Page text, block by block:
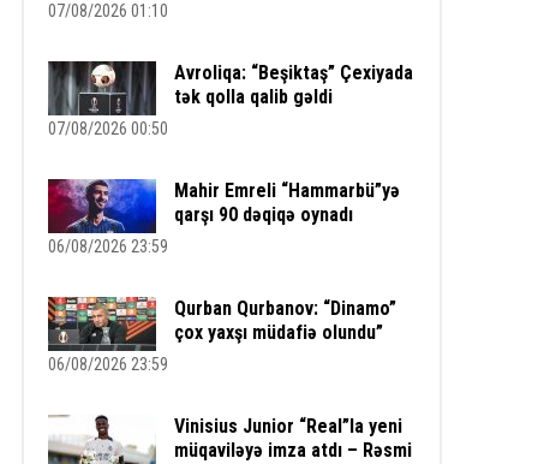
07/08/2026 01:10
Avroliqa: “Beşiktaş” Çexiyada
tək qolla qalib gəldi
07/08/2026 00:50
Mahir Emreli “Hammarbü”yə
qarşı 90 dəqiqə oynadı
06/08/2026 23:59
Qurban Qurbanov: “Dinamo”
çox yaxşı müdafiə olundu”
06/08/2026 23:59
Vinisius Junior “Real”la yeni
müqaviləyə imza atdı – Rəsmi